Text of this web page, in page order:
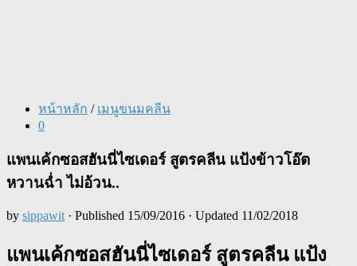
หน้าหลัก / เมนูขนมคลีน
0
แพนเค้กซอสฮันนี่ไซเดอร์ สูตรคลีน แป้งข้าวโอ๊ต
หวานฉ่ำ ไม่อ้วน..
by sippawit · Published 15/09/2016 · Updated 11/02/2018
แพนเค้กซอสฮันนี่ไซเดอร์ สูตรคลีน แป้ง